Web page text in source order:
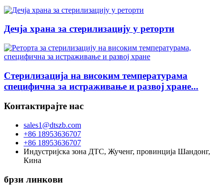
Дечја храна за стерилизацију у реторти
Стерилизација на високим температурама
специфична за истраживање и развој хране...
Контактирајте нас
sales1@dtszb.com
+86 18953636707
+86 18953636707
Индустријска зона ДТС, Жученг, провинција Шандонг,
Кина
брзи линкови